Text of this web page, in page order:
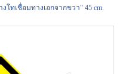
โทเชื่อมทางเอกจากขวา" 45 cm.